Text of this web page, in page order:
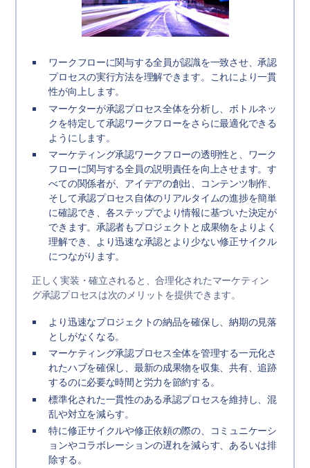
ワークフローに関与する全員が認識を一致させ、承認
プロセスの実行方法を理解できます。これにより一貫
性が向上します。
マーケターが承認プロセス全体を分析し、ボトルネッ
クを特定して承認ワークフローをさらに最適化できる
ようにします。
マーケティング承認ワークフローの透明性と、ワーク
フローに関与する全員の説明責任を向上させます。す
べての関係者が、アイデアの創出、コンテンツ制作、
そして承認プロセス自体のリアルタイムの進捗を簡単
に確認でき、各ステップでより情報に基づいた決定が
できます。承認者もプロジェクトと成果物をよりよく
理解でき、より迅速な承認とより少ない修正サイクル
につながります。
正しく実装・確立されると、合理化されたマーケティン
グ承認プロセスは次のメリットを提供できます。
より迅速なプロジェクトの納品を確保し、納期の見落
としがなくなる。
マーケティング承認プロセス全体を管理する一元化さ
れたハブを確保し、最新の成果物を収集、共有、追跡
するのに必要な時間と労力を節約する。
標準化された一貫性のある承認プロセスを維持し、混
乱や対立を減らす。
特に修正サイクルや修正依頼の際の、コミュニケーシ
ョンやコラボレーションの遅れを減らす、あるいは排
除する。